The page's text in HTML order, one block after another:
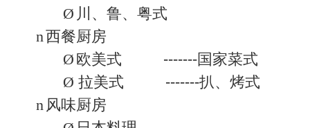
Ø 川、鲁、粤式
n西餐厨房
Ø 欧美式 -------国家菜式
Ø 拉美式 -------扒、烤式
n 风味厨房